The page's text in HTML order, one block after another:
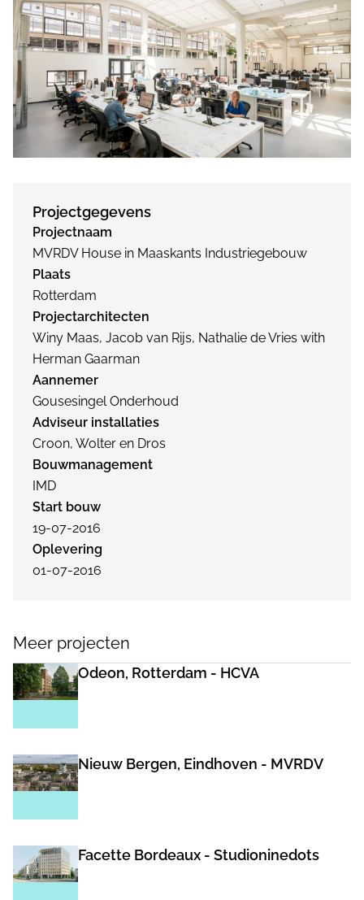
Projectgegevens
Projectnaam
MVRDV House in Maaskants Industriegebouw
Plaats
Rotterdam
Projectarchitecten
Winy Maas, Jacob van Rijs, Nathalie de Vries with
Herman Gaarman
Aannemer
Gousesingel Onderhoud
Adviseur installaties
Croon, Wolter en Dros
Bouwmanagement
IMD
Start bouw
19-07-2016
Oplevering
01-07-2016
Meer projecten
Odeon, Rotterdam - HCVA
Nieuw Bergen, Eindhoven - MVRDV
Facette Bordeaux - Studioninedots